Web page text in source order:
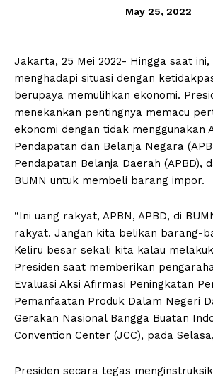
May 25, 2022
Jakarta, 25 Mei 2022- Hingga saat ini,
menghadapi situasi dengan
berupaya memulihkan ekonomi.
menekankan pentingnya memacu
ekonomi dengan tidak menggunakan
Pendapatan dan Belanja Negara
Pendapatan Belanja Daerah (APBD),
BUMN untuk membeli barang impor.
“Ini uang rakyat, APBN, APBD, di
rakyat. Jangan kita belikan barang-
Keliru besar sekali kita kalau
Presiden saat memberikan
Evaluasi Aksi Afirmasi Peningkatan
Pemanfaatan Produk Dalam Negeri
Gerakan Nasional Bangga Buatan
Convention Center (JCC), pada
Presiden secara tegas